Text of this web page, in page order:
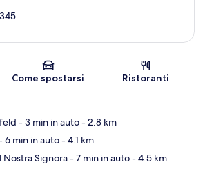
Mappa
Come spostarsi Ristoranti
- 3 min in auto- 2.8 km
6 min in auto- 4.1 km
Nostra Signora- 7 min in auto- 4.5 km